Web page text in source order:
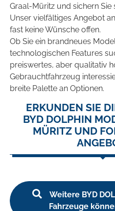
Graal-Müritz und sichern Sie
Unser vielfältiges Angebot
fast keine Wünsche offen.
Ob Sie ein brandneues
technologischen Features
preiswertes, aber qualitativ
Gebrauchtfahrzeug
breite Palette an Optionen.
ERKUNDEN SIE
BYD DOLPHIN
MÜRITZ UND
Weitere BYD
Fahrzeuge